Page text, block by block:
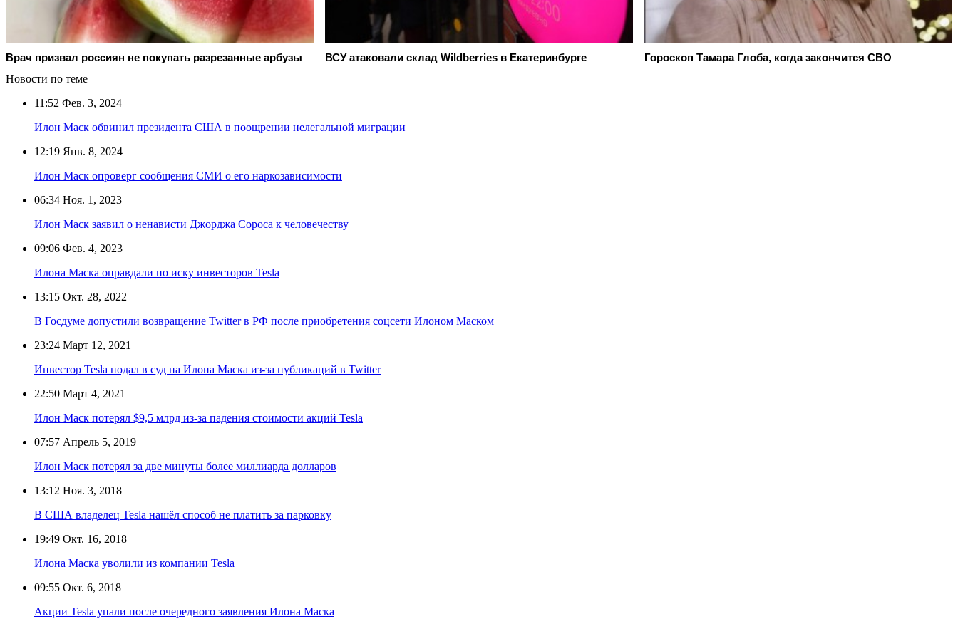
Врач призвал россиян не покупать разрезанные арбузы ВСУ атаковали склад Wildberries в Екатеринбурге
Гороскоп Тамара Глоба, когда закончится СВО
Новости по теме
11:52 Фев. 3, 2024
Илон Маск обвинил президента США в поощрении нелегальной миграции
12:19 Янв. 8, 2024
Илон Маск опроверг сообщения СМИ о его наркозависимости
06:34 Ноя. 1, 2023
Илон Маск заявил о ненависти Джорджа Сороса к человечеству
09:06 Фев. 4, 2023
Илона Маска оправдали по иску инвесторов Tesla
13:15 Окт. 28, 2022
В Госдуме допустили возвращение Twitter в РФ после приобретения соцсети Илоном Маском
23:24 Март 12, 2021
Инвестор Tesla подал в суд на Илона Маска из-за публикаций в Twitter
22:50 Март 4, 2021
Илон Маск потерял $9,5 млрд из-за падения стоимости акций Tesla
07:57 Апрель 5, 2019
Илон Маск потерял за две минуты более миллиарда долларов
13:12 Ноя. 3, 2018
В США владелец Tesla нашёл способ не платить за парковку
19:49 Окт. 16, 2018
Илона Маска уволили из компании Tesla
09:55 Окт. 6, 2018
Акции Tesla упали после очередного заявления Илона Маска